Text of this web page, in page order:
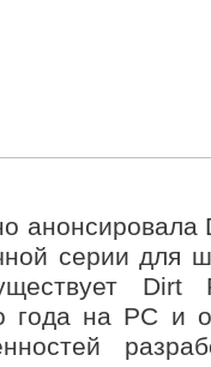
анонсировала
серии для
года на PC и